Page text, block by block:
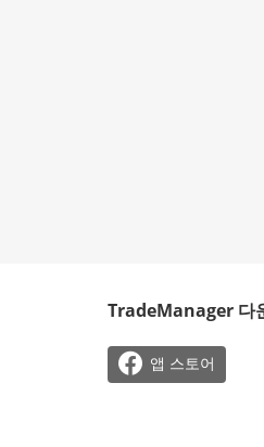
TradeManager 다
 앱 스토어